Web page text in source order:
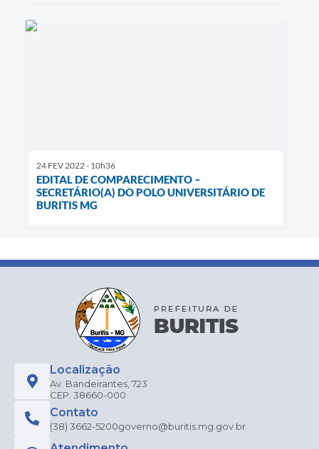
24 FEV 2022 - 10h36
EDITAL DE COMPARECIMENTO –
SECRETÁRIO(A) DO POLO UNIVERSITÁRIO DE
BURITIS MG
Localização
Av. Bandeirantes, 723
CEP: 38660-000
Contato
(38) 3662-5200governo@buritis.mg.gov.br